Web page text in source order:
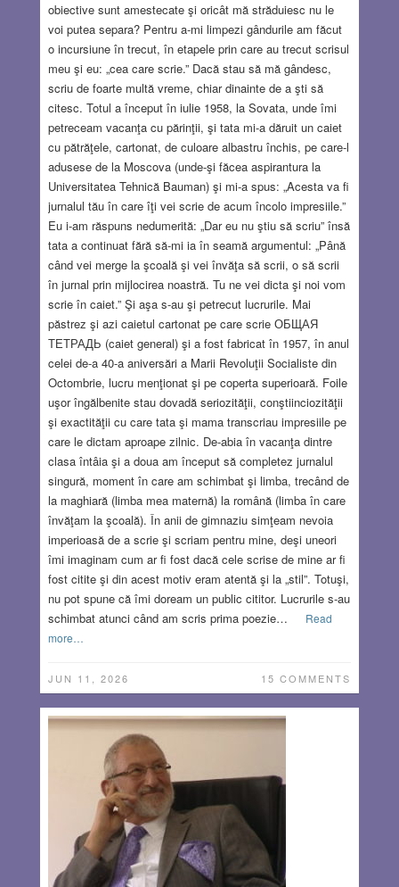
obiective sunt amestecate şi oricât mă străduiesc nu le
voi putea separa? Pentru a-mi limpezi gândurile am făcut
o incursiune în trecut, în etapele prin care au trecut scrisul
meu şi eu: „cea care scrie.” Dacă stau să mă gândesc,
scriu de foarte multă vreme, chiar dinainte de a şti să
citesc. Totul a început în iulie 1958, la Sovata, unde îmi
petreceam vacanţa cu părinţii, şi tata mi-a dăruit un caiet
cu pătrăţele, cartonat, de culoare albastru închis, pe care-l
adusese de la Moscova (unde-şi făcea aspirantura la
Universitatea Tehnică Bauman) şi mi-a spus: „Acesta va fi
jurnalul tău în care îţi vei scrie de acum încolo impresiile.”
Eu i-am răspuns nedumerită: „Dar eu nu ştiu să scriu” însă
tata a continuat fără să-mi ia în seamă argumentul: „Până
când vei merge la şcoală şi vei învăţa să scrii, o să scrii
în jurnal prin mijlocirea noastră. Tu ne vei dicta şi noi vom
scrie în caiet.” Şi aşa s-au şi petrecut lucrurile. Mai
păstrez şi azi caietul cartonat pe care scrie ОБЩАЯ
ТЕТРАДЬ (caiet general) şi a fost fabricat în 1957, în anul
celei de-a 40-a aniversări a Marii Revoluţii Socialiste din
Octombrie, lucru menţionat şi pe coperta superioară. Foile
uşor îngălbenite stau dovadă seriozităţii, conştiinciozităţii
şi exactităţii cu care tata şi mama transcriau impresiile pe
care le dictam aproape zilnic. De-abia în vacanţa dintre
clasa întâia şi a doua am început să completez jurnalul
singură, moment în care am schimbat şi limba, trecând de
la maghiară (limba mea maternă) la română (limba în care
învăţam la şcoală). În anii de gimnaziu simţeam nevoia
imperioasă de a scrie şi scriam pentru mine, deşi uneori
îmi imaginam cum ar fi fost dacă cele scrise de mine ar fi
fost citite şi din acest motiv eram atentă şi la „stil”. Totuşi,
nu pot spune că îmi doream un public cititor. Lucrurile s-au
schimbat atunci când am scris prima poezie…
Read
more…
JUN 11, 2026 15 COMMENTS